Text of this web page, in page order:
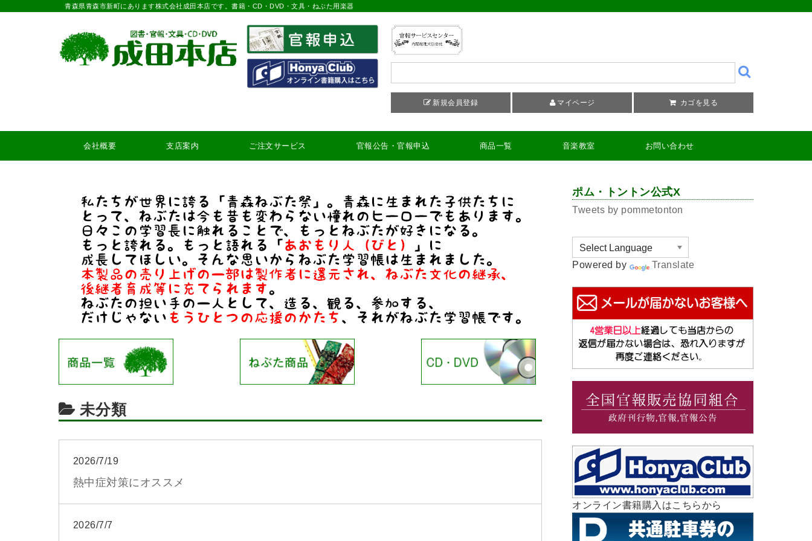
青森県青森市新町にあります株式会社成田本店です。書籍・CD・DVD・文具・ねぶた用楽器
新規会員登録 マイページ カゴを見る
会社概要 支店案内 ご注文サービス 官報公告・官報申込 商品一覧 音楽教室 お問い合わせ
未分類
2026/7/19
熱中症対策にオススメ
2026/7/7
ポム・トントン公式X
Tweets by pommetonton
Powered by Translate
オンライン書籍購入はこちらから